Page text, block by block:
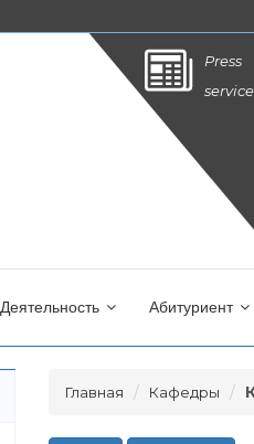
Press
service
Деятельность Абитуриент
Главная Кафедры